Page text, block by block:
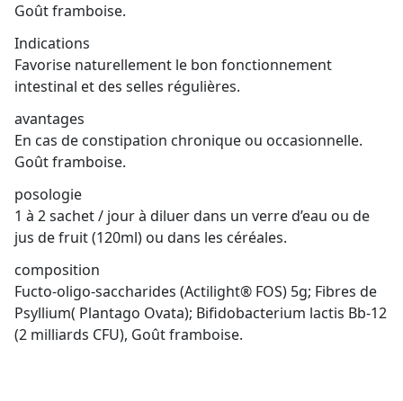
Goût framboise.
Indications
Favorise naturellement le bon fonctionnement
intestinal et des selles régulières.
avantages
En cas de constipation chronique ou occasionnelle.
Goût framboise.
posologie
1 à 2 sachet / jour à diluer dans un verre d’eau ou de
jus de fruit (120ml) ou dans les céréales.
composition
Fucto-oligo-saccharides (Actilight® FOS) 5g; Fibres de
Psyllium( Plantago Ovata); Bifidobacterium lactis Bb-12
(2 milliards CFU), Goût framboise.